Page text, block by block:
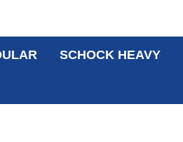
SCHOCK HEAVY